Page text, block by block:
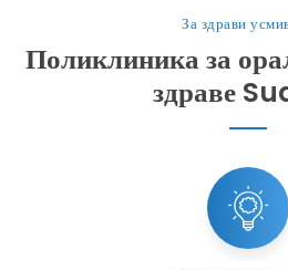
За здрави
Поликлиника за
здраве